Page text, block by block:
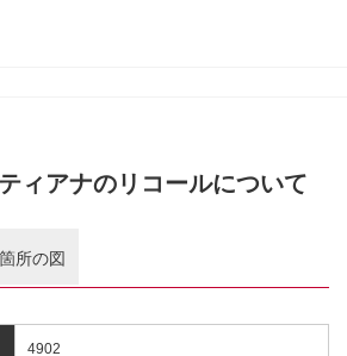
ィアナのリコールについて
所の図
4902